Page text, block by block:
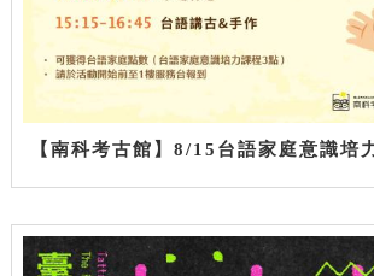
【南科考古館】8/15台語家庭意識培